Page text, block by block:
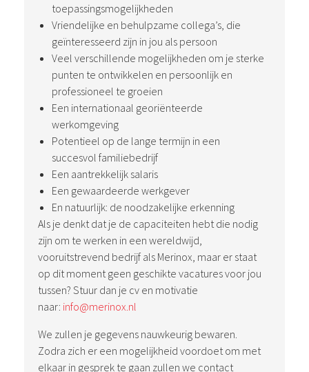
toepassingsmogelijkheden
Vriendelijke en behulpzame collega’s, die
geïnteresseerd zijn in jou als persoon
Veel verschillende mogelijkheden om je sterke
punten te ontwikkelen en persoonlijk en
professioneel te groeien
Een internationaal georiënteerde
werkomgeving
Potentieel op de lange termijn in een
succesvol familiebedrijf
Een aantrekkelijk salaris
Een gewaardeerde werkgever
En natuurlijk: de noodzakelijke erkenning
Als je denkt dat je de capaciteiten hebt die nodig
zijn om te werken in een wereldwijd,
vooruitstrevend bedrijf als Merinox, maar er staat
op dit moment geen geschikte vacatures voor jou
tussen? Stuur dan je cv en motivatie
naar: info@merinox.nl
We zullen je gegevens nauwkeurig bewaren.
Zodra zich er een mogelijkheid voordoet om met
elkaar in gesprek te gaan zullen we contact